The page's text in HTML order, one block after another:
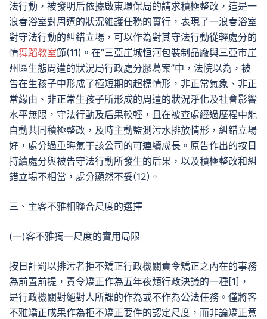
法行動，被發明后依據啟東環保局的請求積極整改，這是一
浪春浴室對周遭的狀況維護任務的實行，表現了一浪春浴室
對守法行動的糾錯立場，可以作為對其守法行動從輕處分的
情舞蹈教室節(11)。在“三亞崖城恒河包裝制品廠與三亞市崖
州區生態周遭的狀況局行政處分膠葛案”中，法院以為，被
告在生孩子中形成了極短期的超標情形，非正常氣象、非正
常緣由、非正常生孩子所形成的周遭的狀況淨化及社會影響
水平無限，守法行動及后果較輕，且在被查處經過歷程中能
自動共同積極整改，及時主動監測污水排放情形，糾錯立場
好，處分過重晦氣于該公司的可連續成長。原告作出的按日
持續處分與被告守法行動所發生的后果，以及積極整改和糾
錯立場不相當，處分顯然不妥(12)。
三、主客不雅相聯合尺度的選擇
(一)客不雅獨一尺度的實用局限
按日計罰以排污者拒不矯正行政機關責令矯正之內在的事務
為前置前提，責令矯正作為五年夜類行政決議的一種[1]，
是行政機關對絕對人所課的作為或不作為公法任務。僅將客
不雅矯正成果作為拒不矯正要件的認定尺度，而非論矯正意